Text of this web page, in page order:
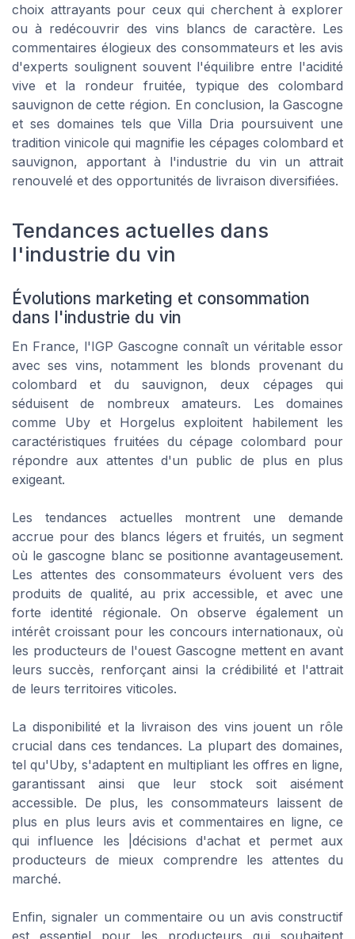
choix attrayants pour ceux qui cherchent à explorer
ou à redécouvrir des vins blancs de caractère. Les
commentaires élogieux des consommateurs et les avis
d'experts soulignent souvent l'équilibre entre l'acidité
vive et la rondeur fruitée, typique des colombard
sauvignon de cette région. En conclusion, la Gascogne
et ses domaines tels que Villa Dria poursuivent une
tradition vinicole qui magnifie les cépages colombard et
sauvignon, apportant à l'industrie du vin un attrait
renouvelé et des opportunités de livraison diversifiées.
Tendances actuelles dans
l'industrie du vin
Évolutions marketing et consommation
dans l'industrie du vin
En France, l'IGP Gascogne connaît un véritable essor
avec ses vins, notamment les blonds provenant du
colombard et du sauvignon, deux cépages qui
séduisent de nombreux amateurs. Les domaines
comme Uby et Horgelus exploitent habilement les
caractéristiques fruitées du cépage colombard pour
répondre aux attentes d'un public de plus en plus
exigeant.
Les tendances actuelles montrent une demande
accrue pour des blancs légers et fruités, un segment
où le gascogne blanc se positionne avantageusement.
Les attentes des consommateurs évoluent vers des
produits de qualité, au prix accessible, et avec une
forte identité régionale. On observe également un
intérêt croissant pour les concours internationaux, où
les producteurs de l'ouest Gascogne mettent en avant
leurs succès, renforçant ainsi la crédibilité et l'attrait
de leurs territoires viticoles.
La disponibilité et la livraison des vins jouent un rôle
crucial dans ces tendances. La plupart des domaines,
tel qu'Uby, s'adaptent en multipliant les offres en ligne,
garantissant ainsi que leur stock soit aisément
accessible. De plus, les consommateurs laissent de
plus en plus leurs avis et commentaires en ligne, ce
qui influence les |décisions d'achat et permet aux
producteurs de mieux comprendre les attentes du
marché.
Enfin, signaler un commentaire ou un avis constructif